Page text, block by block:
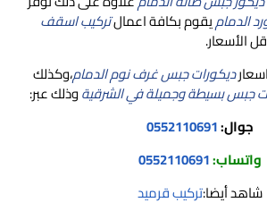
الدماميقوم بكافة اعمالتركيب اسقف
الأسعار.
ديكورات جبس غرف نوم الدمام،وكذلك
جبس بسيطة وجميلة في الشرقيةوذلك عبر:
جوال:0552110691
واتساب:0552110691
شاهد أيضا:تركيب قرميد